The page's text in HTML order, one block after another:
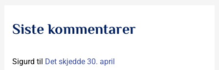
Siste kommentarer
Sigurd til Det skjedde 30. april